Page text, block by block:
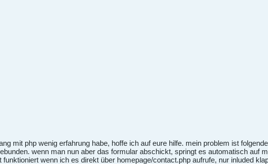
mit php wenig erfahrung habe, hoffe ich auf eure hilfe. mein problem ist
wenn man nun aber das formular abschickt, springt es automatisch auf
funktioniert wenn ich es direkt über homepage/contact.php aufrufe, nur inluded